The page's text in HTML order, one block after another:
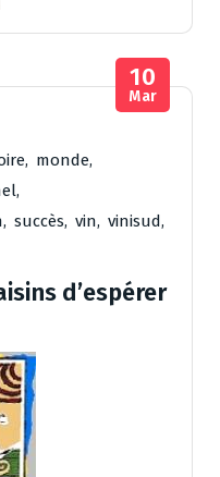
, monde,
,
, succès, vin, vinisud,
10
Mar
d’espérer